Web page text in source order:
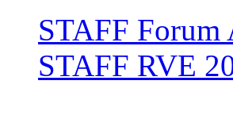
STAFF Forum
STAFF RVE